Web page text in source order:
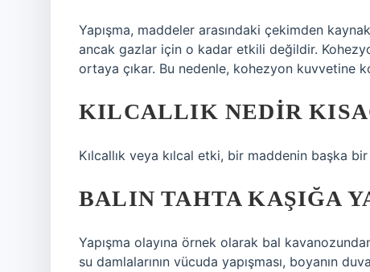
Yapışma, maddeler arasındaki çekimden
ancak gazlar için o kadar etkili değildir.
ortaya çıkar. Bu nedenle, kohezyon kuvvetine
KILCALLIK NEDIR
Kılcallık veya kılcal etki, bir maddenin başka
BALIN TAHTA KAŞIĞA
Yapışma olayına örnek olarak bal
su damlalarının vücuda yapışması, boyanın